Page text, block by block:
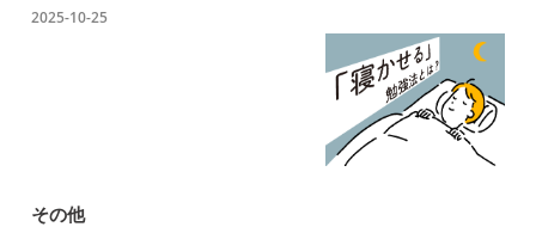
2025-10-25
その他